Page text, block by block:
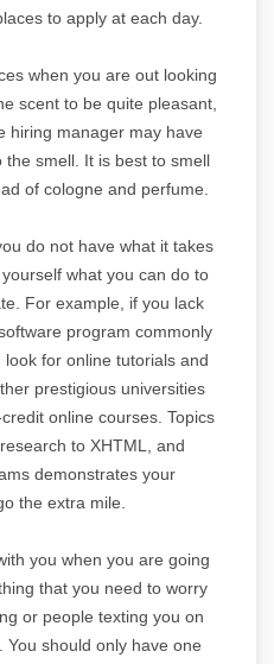
to apply at each day.
when you are out looking
scent to be quite pleasant,
hiring manager may have
smell. It is best to smell
of cologne and perfume.
do not have what it takes
what you can do to
For example, if you lack
program commonly
for online tutorials and
prestigious universities
online courses. Topics
to XHTML, and
demonstrates your
the extra mile.
you when you are going
that you need to worry
or people texting you on
should only have one